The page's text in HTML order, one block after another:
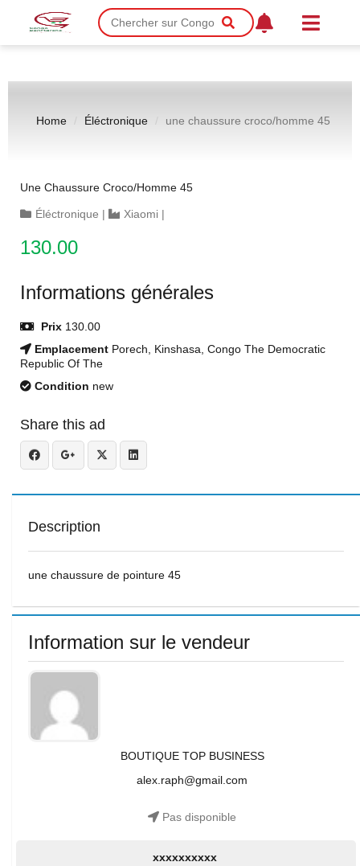
Home Éléctronique une chaussure croco/homme 45
Une Chaussure Croco/homme 45
Éléctronique | Xiaomi |
130.00
Informations générales
Prix 130.00
Emplacement Porech, Kinshasa, Congo The Democratic
Republic Of The
Condition new
Share this ad
Description
une chaussure de pointure 45
Information sur le vendeur
BOUTIQUE TOP BUSINESS
alex.raph@gmail.com
Pas disponible
xxxxxxxxxx